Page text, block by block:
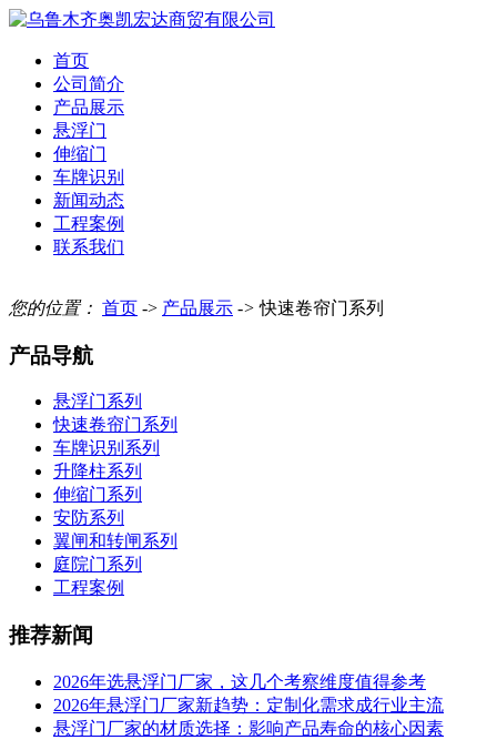
首页
公司简介
产品展示
悬浮门
伸缩门
车牌识别
新闻动态
工程案例
联系我们
您的位置： 首页 -> 产品展示 ->快速卷帘门系列
产品导航
悬浮门系列
快速卷帘门系列
车牌识别系列
升降柱系列
伸缩门系列
安防系列
翼闸和转闸系列
庭院门系列
工程案例
推荐新闻
2026年选悬浮门厂家，这几个考察维度值得参考
2026年悬浮门厂家新趋势：定制化需求成行业主流
悬浮门厂家的材质选择：影响产品寿命的核心因素